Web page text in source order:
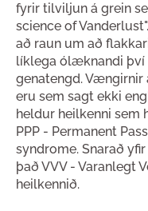
fyrir tilviljun á grein
science of
að raun um að
líklega ólæknandi því
genatengd. Vængirnir
eru sem sagt ekki
heldur heilkenni sem
PPP - Permanent
syndrome. Snarað
það VVV - Varanlegt
heilkennið.